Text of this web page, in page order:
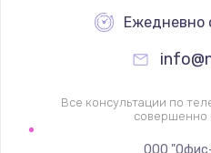
Ежедневно
Все консультации по
совершенно
ООО